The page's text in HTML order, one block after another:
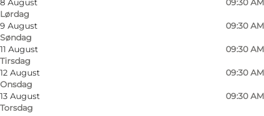
8 August
Lørdag
09:30 AM
9 August
Søndag
09:30 AM
11 August
Tirsdag
09:30 AM
12 August
Onsdag
09:30 AM
13 August
Torsdag
09:30 AM